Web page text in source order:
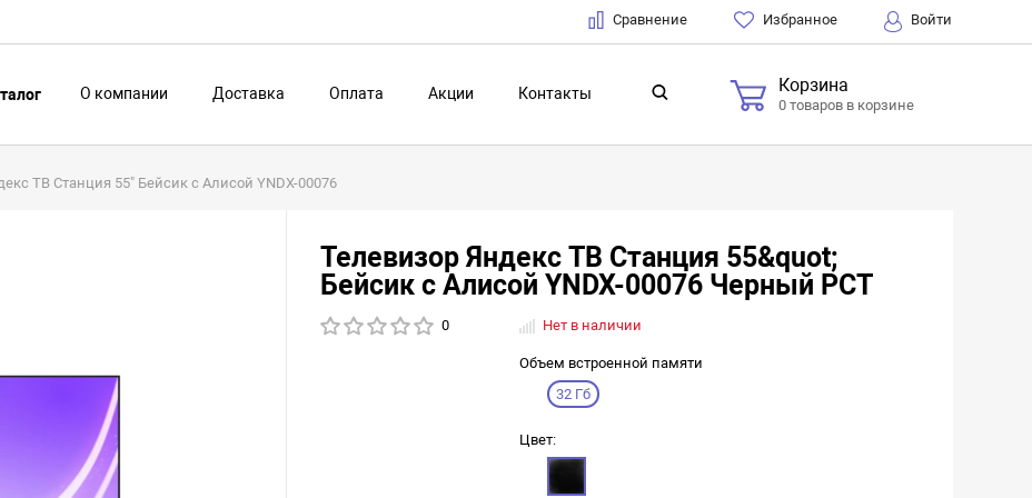
Сравнение Избранное Войти
О компании Доставка Оплата Акции Контакты Корзина
0 товаров в корзине
ТВ Станция 55" Бейсик с Алисой YNDX-00076
Телевизор Яндекс ТВ Станция 55&quot;
Бейсик с Алисой YNDX-00076 Черный РСТ
0 Нет в наличии
Объем встроенной памяти
32 Гб
Цвет: